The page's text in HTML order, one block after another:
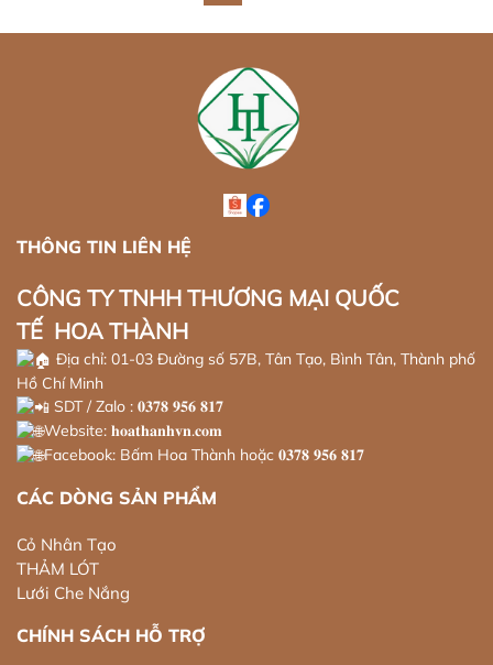
THÔNG TIN LIÊN HỆ
CÔNG TY TNHH THƯƠNG MẠI QUỐC
TẾ HOA THÀNH
Địa chỉ: 01-03 Đường số 57B, Tân Tạo, Bình Tân, Thành phố
Hồ Chí Minh
SDT / Zalo : 𝟎𝟑𝟕𝟖 𝟗𝟓𝟔 𝟖𝟏𝟕
Website: 𝐡𝐨𝐚𝐭𝐡𝐚𝐧𝐡𝐯𝐧.𝐜𝐨𝐦
Facebook: Bấm Hoa Thành hoặc 𝟎𝟑𝟕𝟖 𝟗𝟓𝟔 𝟖𝟏𝟕
CÁC DÒNG SẢN PHẨM
Cỏ Nhân Tạo
THẢM LÓT
Lưới Che Nắng
CHÍNH SÁCH HỖ TRỢ